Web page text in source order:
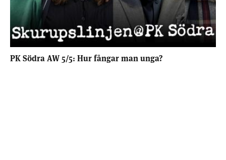
PK Södra AW 5/5: Hur fångar man unga?